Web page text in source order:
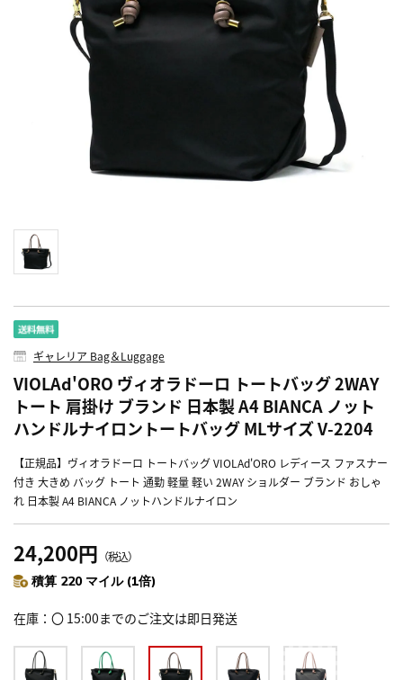
ギャレリア Bag＆Luggage
VIOLAd'ORO ヴィオラドーロ トートバッグ 2WAY
トート 肩掛け ブランド 日本製 A4 BIANCA ノット
ハンドルナイロントートバッグ MLサイズ V-2204
【正規品】ヴィオラドーロ トートバッグ VIOLAd'ORO レディース ファスナー
付き 大きめ バッグ トート 通勤 軽量 軽い 2WAY ショルダー ブランド おしゃ
れ 日本製 A4 BIANCA ノットハンドルナイロン
24,200円 （税込）
積算 220 マイル (1倍)
在庫 〇 15:00までのご注文は即日発送